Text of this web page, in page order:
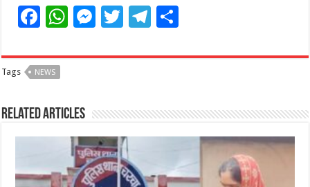
F
c
e
b
o
k
W
at
A
p
p
M
ss
n
g
e
r
T
itt
r
T
e
ra
m
ar
Tags NEWS
Related Articles